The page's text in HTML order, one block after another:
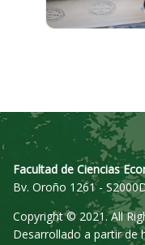
Facultad de Ciencias
Bv. Oroño 1261 -
Copyright © 2021. All
Desarrollado a partir de